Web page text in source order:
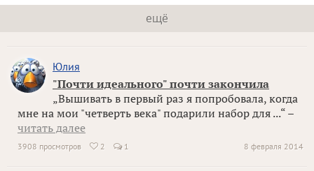
ещё
Юлия
"Почти идеального" почти закончила
„Вышивать в первый раз я попробовала, когда
мне на мои "четверть века" подарили набор для ...“ –
читать далее
8 февраля 2014
3908 просмотров  2 1